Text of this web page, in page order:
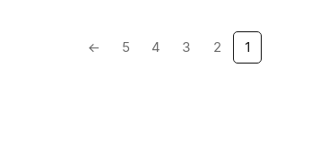
1
2
3
4
5
→